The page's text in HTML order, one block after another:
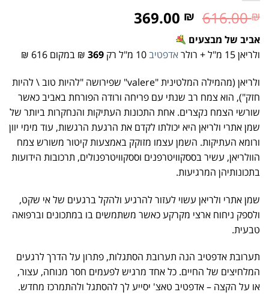
616.00₪
369.00 ₪
אביב של מבצעים
ולריאן 15 מ"ל + רולר
אדפטיב 369 ₪ במקום 616 ₪
ולריאן (מהמילה המלטינית "valere" שפירושה "להיות טוב \ להיות
חזק"), הוא צמח רב שנתי עם פריחה ורודה הפורחת באביב כאשר
שורשי הצמח נקצרים. אחת התכונות העתיקות והנחקרות ביותר של
שמן אתרי ולריאן היא יכולתו לקדם את הרגעת הרגשות, עוד מימי יוון
ורומא העתיקות. השמן עצמו מזוקק באמצעות קיטור משורש צמח
הוולריאן, עשיר בססקוויטרפנים וססקוויטרפנולים, תרכובות הידועות
בתכונותיהן המרגיעות.
שמן אתרי ולריאן עשוי לעזור להרגיע ולהקל ברגעים של אי שקט,
ולספק ניחוח ארצי מקרקע כאשר משתמשים בו במתכונים וברפואה
טבעית.
תערובת אדפטיב הנה תערובת הסתגלות, פתרון על הדרך לרגעים
המלחיצים של החיים. כל אחד מרגיש לפעמים חסר מנוחה, עצור,
או על הקצה – אדפטיב טאצ' יסייע לך להסתגל ולהתמרכז מחדש.